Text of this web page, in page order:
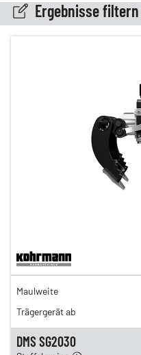
Ergebnisse filtern
DMS SG2030
61,00 €
49,00 €
42,00 €
Maulweite
Trägergerät ab